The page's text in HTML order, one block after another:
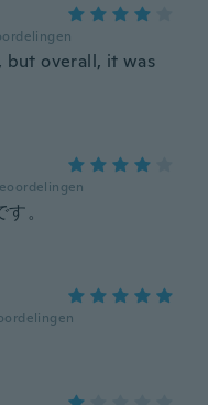
but overall, it was
。